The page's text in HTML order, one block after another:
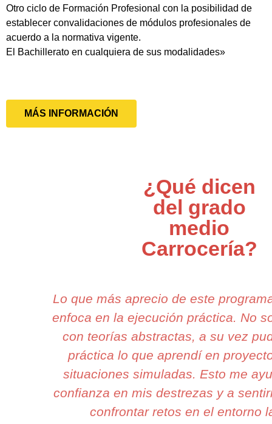
Otro ciclo de Formación Profesional con la posibilidad de
establecer convalidaciones de módulos profesionales de
acuerdo a la normativa vigente.
El Bachillerato en cualquiera de sus modalidades»
MÁS INFORMACIÓN
¿Qué dicen
del grado
medio
Carrocería?
Lo que más aprecio de este
enfoca en la ejecución práctica. No
con teorías abstractas, a su vez
práctica lo que aprendí en
situaciones simuladas. Esto me
confianza en mis destrezas y a
confrontar retos en el entorno